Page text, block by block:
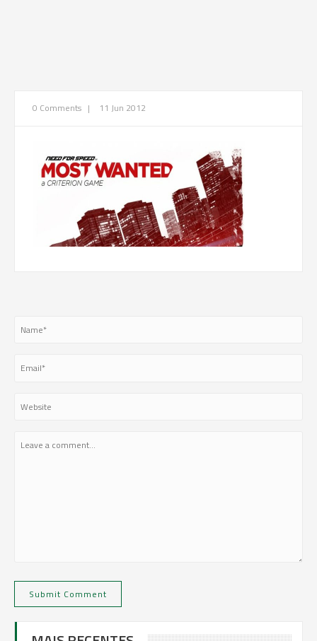
0 Comments | 11 Jun 2012